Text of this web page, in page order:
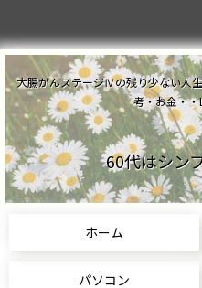
大腸がんステージⅣの残り少ない人
考・お金・
60代はシン
ホーム
パソコン